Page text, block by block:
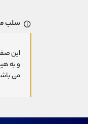
سلب
این
و به
می